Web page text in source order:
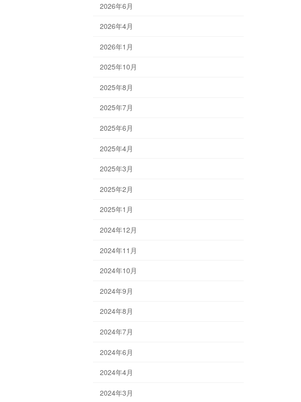
2026年6月
2026年4月
2026年1月
2025年10月
2025年8月
2025年7月
2025年6月
2025年4月
2025年3月
2025年2月
2025年1月
2024年12月
2024年11月
2024年10月
2024年9月
2024年8月
2024年7月
2024年6月
2024年4月
2024年3月